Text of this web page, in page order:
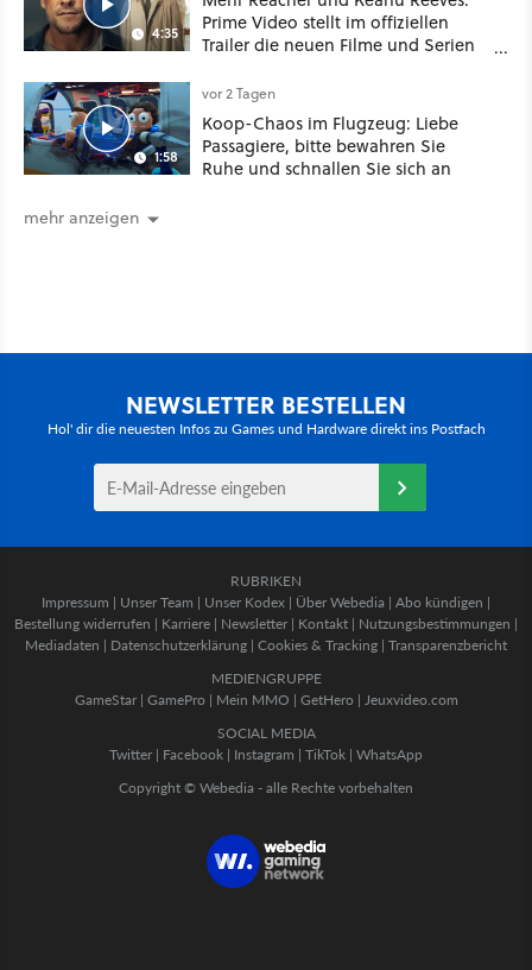
4:35
Prime Video stellt im offiziellen
Trailer die neuen Filme und Serien
1:58
vor 2 Tagen
Koop-Chaos im Flugzeug: Liebe
Passagiere, bitte bewahren Sie
Ruhe und schnallen Sie sich an
mehr anzeigen
NEWSLETTER BESTELLEN
Hol' dir die neuesten Infos zu Games und Hardware direkt ins Postfach
RUBRIKEN
Impressum | Unser Team | Unser Kodex | Über Webedia | Abo kündigen |
Bestellung widerrufen | Karriere | Newsletter | Kontakt | Nutzungsbestimmungen |
Mediadaten | Datenschutzerklärung | Cookies & Tracking | Transparenzbericht
MEDIENGRUPPE
GameStar| GamePro | Mein MMO | GetHero | Jeuxvideo.com
SOCIAL MEDIA
Twitter | Facebook | Instagram | TikTok | WhatsApp
Copyright © Webedia - alle Rechte vorbehalten